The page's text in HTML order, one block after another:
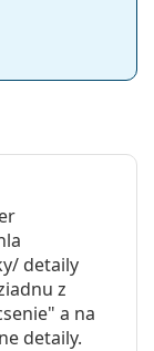
detaily
z
a na
detaily.